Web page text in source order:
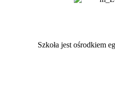
Szkoła jest ośrodkiem